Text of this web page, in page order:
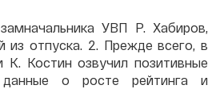
УВП Р. Хабиров,
из отпуска. 2. Прежде всего, в
К. Костин озвучил позитивные
данные о росте рейтинга и